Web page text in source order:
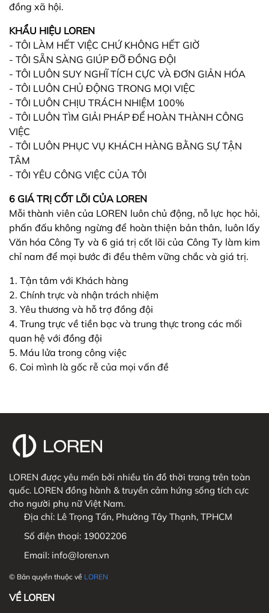
đồng xã hội.
KHẨU HIỆU LOREN
- TÔI LÀM HẾT VIỆC CHỨ KHÔNG HẾT GIỜ
- TÔI SẴN SÀNG GIÚP ĐỠ ĐỒNG ĐỘI
- TÔI LUÔN SUY NGHĨ TÍCH CỰC VÀ ĐƠN GIẢN HÓA
- TÔI LUÔN CHỦ ĐỘNG TRONG MỌI VIỆC
- TÔI LUÔN CHỊU TRÁCH NHIỆM 100%
- TÔI LUÔN TÌM GIẢI PHÁP ĐỂ HOÀN THÀNH CÔNG
VIỆC
- TÔI LUÔN PHỤC VỤ KHÁCH HÀNG BẰNG SỰ TẬN
TÂM
- TÔI YÊU CÔNG VIỆC CỦA TÔI
6 GIÁ TRỊ CỐT LÕI CỦA LOREN
Mỗi thành viên của LOREN luôn chủ động, nỗ lực học hỏi,
phấn đấu không ngừng để hoàn thiện bản thân, luôn lấy
Văn hóa Công Ty và 6 giá trị cốt lõi của Công Ty làm kim
chỉ nam để mọi bước đi đều thêm vững chắc và giá trị.
1. Tận tâm với Khách hàng
2. Chính trực và nhận trách nhiệm
3. Yêu thương và hỗ trợ đồng đội
4. Trung trực về tiền bạc và trung thực trong các mối
quan hệ với đồng đội
5. Máu lửa trong công việc
6. Coi mình là gốc rễ của mọi vấn đề
LOREN được yêu mến bởi nhiều tín đồ thời trang trên toàn
quốc. LOREN đồng hành & truyền cảm hứng sống tích cực
cho người phụ nữ Việt Nam.
Địa chỉ: Lê Trọng Tấn, Phường Tây Thạnh, TPHCM
Số điện thoại: 19002206
Email: info@loren.vn
© Bản quyền thuộc về LOREN
VỀ LOREN